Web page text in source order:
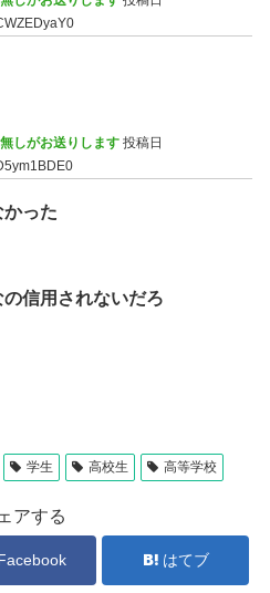
しがお送りします 投稿日
った
信用されないだろ
学生 高校生 高等学校
アする
はてブ